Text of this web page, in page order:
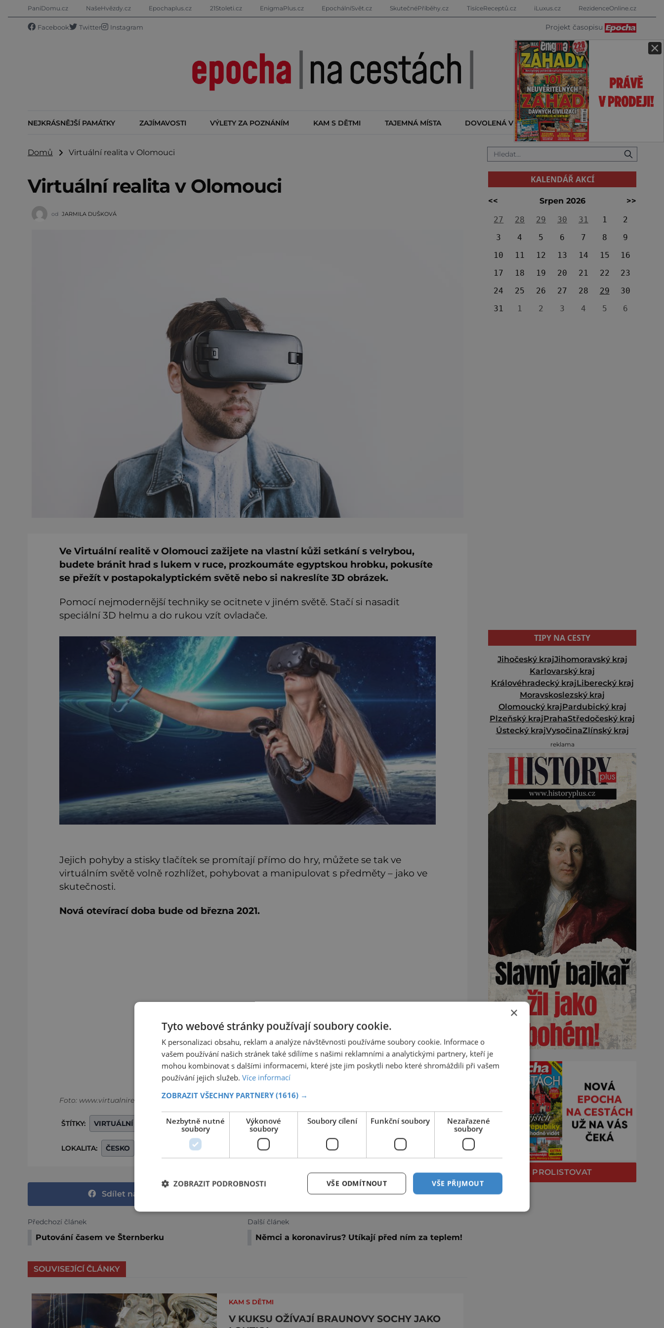
×
PaníDomu.cz NašeHvězdy.cz Epochaplus.cz 21Stoleti.cz EnigmaPlus.cz EpochálníSvět.cz SkutečnéPříběhy.cz TisíceReceptů.cz iLuxus.cz RezidenceOnline.cz
Facebook Twitter Instagram Projekt časopisu
NEJKRÁSNĚJŠÍ PAMÁTKY ZAJÍMAVOSTI VÝLETY ZA POZNÁNÍM KAM S DĚTMI TAJEMNÁ MÍSTA DOVOLENÁ V ZAHRANIČÍ KALENDÁŘ AKCÍ
Domů Virtuální realita v Olomouci
Virtuální realita v Olomouci
od JARMILA DUŠKOVÁ
Ve Virtuální realitě v Olomouci zažijete na vlastní kůži setkání s velrybou,
budete bránit hrad s lukem v ruce, prozkoumáte egyptskou hrobku, pokusíte
se přežít v postapokalyptickém světě nebo si nakreslíte 3D obrázek.
Pomocí nejmodernější techniky se ocitnete v jiném světě. Stačí si nasadit
speciální 3D helmu a do rukou vzít ovladače.
Jejich pohyby a stisky tlačítek se promítají přímo do hry, můžete se tak ve
virtuálním světě volně rozhlížet, pohybovat a manipulovat s předměty – jako ve
skutečnosti.
Nová otevírací doba bude od března 2021.
Foto: www.virtualnirealita-olomouc.cz
ŠTÍTKY: VIRTUÁLNÍ REALITA
LOKALITA: ČESKO OKRES OLOMOUC OLOMOUCKÝ KRAJ
Sdílet na Facebooku Sdílet na Twitteru
Předchozí článek
Putování časem ve Šternberku
Další článek
Němci a koronavirus? Utíkají před ním za teplem!
SOUVISEJÍCÍ ČLÁNKY
KAM S DĚTMI
V KUKSU OŽÍVAJÍ BRAUNOVY SOCHY JAKO
KALENDÁŘ AKCÍ
<< Srpen 2026
>>
27
28 29 30 31 1
2
3
4 5 6 7 8
9
10
11 12 13 14 15
16
17
18 19 20 21 22
23
24
25 26 27 28 29
30
31
1 2 3 4 5 6
TIPY NA CESTY
Jihočeský krajJihomoravský kraj
Karlovarský kraj
Královéhradecký krajLiberecký kraj
Moravskoslezský kraj
Olomoucký krajPardubický kraj
Plzeňský krajPrahaStředočeský kraj
Ústecký krajVysočinaZlínský kraj
reklama
PROLISTOVAT
×
Tyto webové stránky používají soubory cookie.
K personalizaci obsahu, reklam a analýze návštěvnosti používáme soubory cookie. Informace o
vašem používání našich stránek také sdílíme s našimi reklamními a analytickými partnery, kteří je
mohou kombinovat s dalšími informacemi, které jste jim poskytli nebo které shromáždili při vašem
používání jejich služeb. Více informací
ZOBRAZIT VŠECHNY PARTNERY (1616) →
Nezbytně nutné
soubory
Výkonové
soubory
Soubory cílení Funkční soubory
Nezařazené
soubory
VŠE PŘIJMOUT
VŠE ODMÍTNOUT
ZOBRAZIT PODROBNOSTI